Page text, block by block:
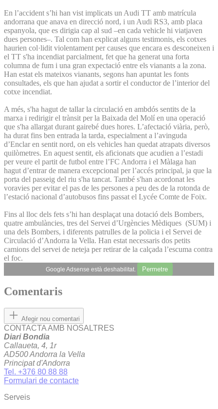
En l’accident s’hi han vist implicats un Audi TT amb matrícula
andorrana que anava en direcció nord, i un Audi RS3, amb placa
espanyola, que es dirigia cap al sud –en cada vehicle hi viatjaven
dues persones–. Tal com han explicat alguns testimonis, els cotxes
haurien col·lidit violentament per causes que encara es desconeixen i
el TT s'ha incendiat parcialment, fet que ha generat una forta
columna de fum i una gran expectació entre els vianants a la zona.
Han estat els mateixos vianants, segons han apuntat les fonts
consultades, els que han ajudat a sortir el conductor de l’interior del
cotxe incendiat.
A més, s'ha hagut de tallar la circulació en ambdós sentits de la
marxa i redirigir el trànsit per la Baixada del Molí en una operació
que s'ha allargat durant gairebé dues hores. L’afectació viària, però,
ha durat fins ben entrada la tarda, especialment a l’avinguda
d’Enclar en sentit nord, on els vehicles han quedat atrapats diversos
quilòmetres. En aquest sentit, els aficionats que acudien a l’estadi
per veure el partit de futbol entre l’FC Andorra i el Màlaga han
hagut d’entrar de manera excepcional per l’accés principal, ja que la
porta del passeig del riu s'ha tancat. També s'han acordonat les
voravies per evitar el pas de les persones a peu des de la rotonda de
l’estació nacional d’autobusos fins passat el Lycée Comte de Foix.
Fins al lloc dels fets s’hi han desplaçat una dotació dels Bombers,
quatre ambulàncies, tres del Servei d’Urgències Mèdiques (SUM) i
una dels Bombers, i diferents patrulles de la policia i el Servei de
Circulació d’Andorra la Vella. Han estat necessaris dos petits
camions del servei de neteja per retirar de la calçada l’escuma contra
el foc.
Google Adsense està deshabilitat. Permetre
Comentaris
Afegir nou comentari
CONTACTA AMB NOSALTRES
Diari Bondia
Callaueta, 4, 1r
AD500 Andorra la Vella
Principat d'Andorra
Tel. +376 80 88 88
Formulari de contacte
Serveis